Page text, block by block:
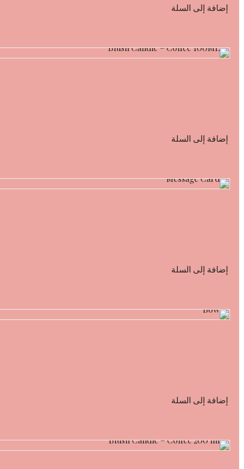
إضافة إلى السلة
إضافة إلى السلة
إضافة إلى السلة
إضافة إلى السلة